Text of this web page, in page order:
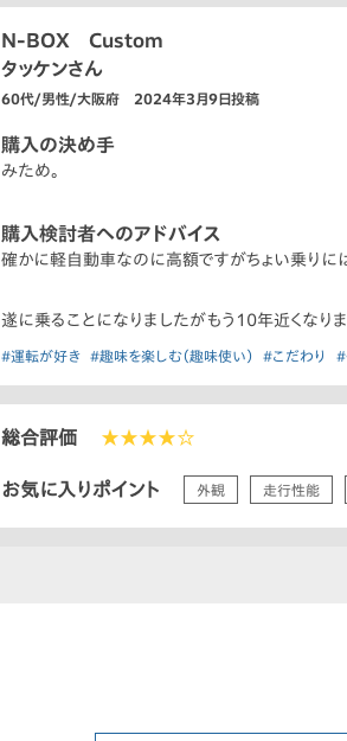
N-BOX Custom
タッケンさん
60代/男性/大阪府 2024年3月9日投稿
購入の決め手
みため。
購入検討者へのアドバイス
確かに軽自動車なのに高額ですがちょい乗りには
遂に乗ることになりましたがもう10年近くなりま
#運転が好き #趣味を楽しむ（趣味使い） #こだわり #
総合評価 ★★★★☆
お気に入りポイント 外観 走行性能